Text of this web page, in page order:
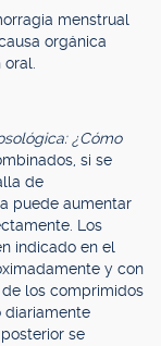
menstrual
orgánica
¿Cómo
si se
de
puede aumentar
Los
indicado en el
y con
los comprimidos
diariamente
se